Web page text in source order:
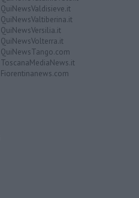
QuiNewsValdisieve.it
QuiNewsValtiberina.it
QuiNewsVersilia.it
QuiNewsVolterra.it
QuiNewsTango.com
ToscanaMediaNews.it
Fiorentinanews.com